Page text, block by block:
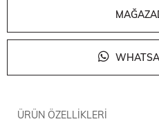
ÜRÜN ÖZELLIKLERI